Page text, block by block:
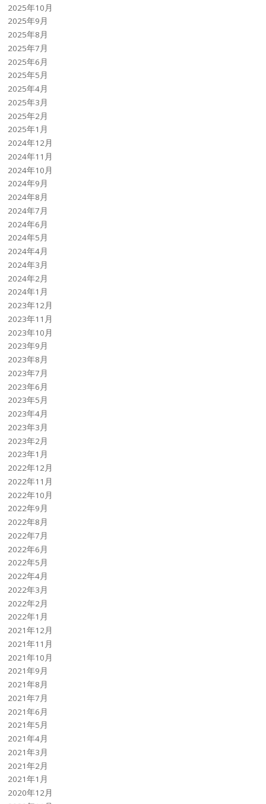
2025年10月
2025年9月
2025年8月
2025年7月
2025年6月
2025年5月
2025年4月
2025年3月
2025年2月
2025年1月
2024年12月
2024年11月
2024年10月
2024年9月
2024年8月
2024年7月
2024年6月
2024年5月
2024年4月
2024年3月
2024年2月
2024年1月
2023年12月
2023年11月
2023年10月
2023年9月
2023年8月
2023年7月
2023年6月
2023年5月
2023年4月
2023年3月
2023年2月
2023年1月
2022年12月
2022年11月
2022年10月
2022年9月
2022年8月
2022年7月
2022年6月
2022年5月
2022年4月
2022年3月
2022年2月
2022年1月
2021年12月
2021年11月
2021年10月
2021年9月
2021年8月
2021年7月
2021年6月
2021年5月
2021年4月
2021年3月
2021年2月
2021年1月
2020年12月